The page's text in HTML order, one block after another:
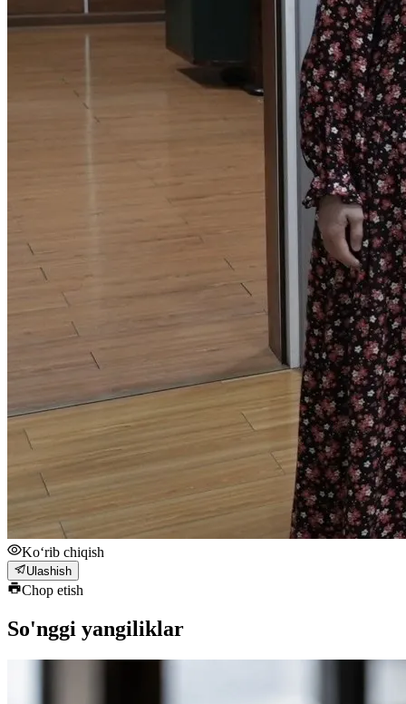
Ko‘rib chiqish
Ulashish
Chop etish
So'nggi yangiliklar